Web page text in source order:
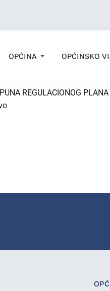
OPĆINA OPĆINSKO
REGULACIONOG